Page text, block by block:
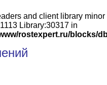
and client library minor
Library:30317 in
rostexpert.ru/blocks/